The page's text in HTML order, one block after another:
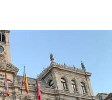
aplicaciónaplicación